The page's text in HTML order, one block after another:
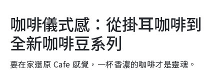
咖啡儀式感：從掛耳咖啡到
全新咖啡豆系列
要在家還原 Cafe 感覺，一杯香濃的咖啡才是靈魂。